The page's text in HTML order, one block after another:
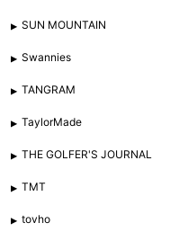
SUN MOUNTAIN
Swannies
TANGRAM
TaylorMade
THE GOLFER'S JOURNAL
TMT
tovho